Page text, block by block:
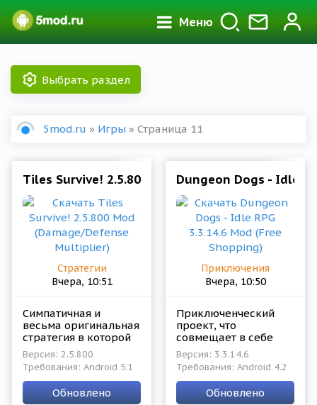
Меню
Выбрать раздел
Ролевые
Зомби Казино Казуальные Музыка
Карточные Квесты Настольные Обучающие
Приключения Гонки Словесные Стратегии
Симуляторы Стрелялки Экшен
5mod.ru » Игры » Страница 11
Tiles Survive! 2.5.800 Mod (Damage/Defense
Стратегии
Вчера, 10:51
Симпатичная и
весьма оригинальная
стратегия в которой
игроки будут
исследовать миры и
стараться при этом
выжить в
неизведанных
Версия: 2.5.800
Требования: Android 5.1
Обновлено
Dungeon Dogs - Idle
Приключения
Вчера, 10:50
Приключенческий
проект, что
совмещает в себе
простейшее
управление,
бесконечный режим и
увлекательные
сражения на
Версия: 3.3.14.6
Требования: Android 4.2
Обновлено